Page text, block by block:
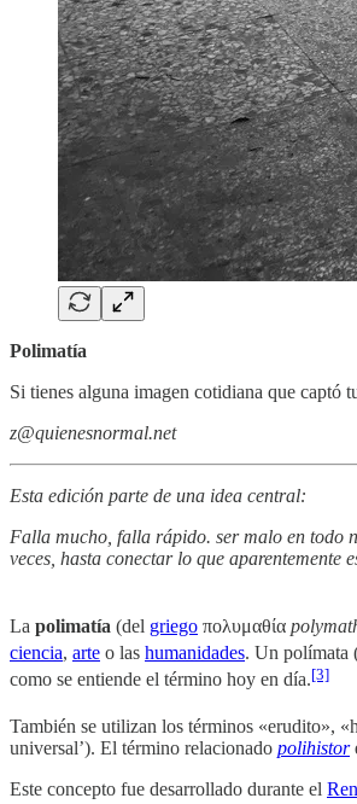
Polimatía
Si tienes alguna imagen cotidiana que captó
z@quienesnormal.net
Esta edición parte de una idea central:
Falla mucho, falla rápido. ser malo en todo
veces, hasta conectar lo que aparentemente
La polimatía (del griego πολυμαθία
ciencia, arte o las humanidades. Un polímata
como se entiende el término hoy en día.[3]
También se utilizan los términos «erudito»,
universal’). El término relacionado polihistor
Este concepto fue desarrollado durante el